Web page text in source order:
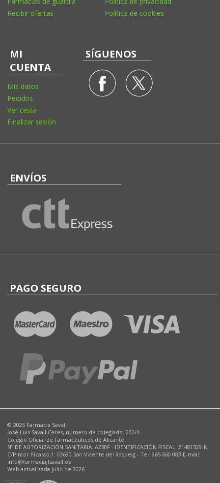
Recibir ofertas
Política de cookies
MI
CUENTA
Mis datos
Pedidos
Ver cesta
Finalizar sesión
SÍGUENOS
ENVÍOS
PAGO SEGURO
© 2026 Farmacia Savall
José Luis Savall Ceres, número de colegiado: 202/4
Colegio Oficial de Farmacéuticos de Alicante
Nº DE AUTORIZACIÓN SANITARIA: A230F - IDENTIFICACIÓN FISCAL: 21481529-N
C/Pintor Picasso,1. 03690 San Vicente del Raspeig - Tel: 965 660 083 E-mail:
info@farmaciajlsavall.es
Web actualizada julio de 2026